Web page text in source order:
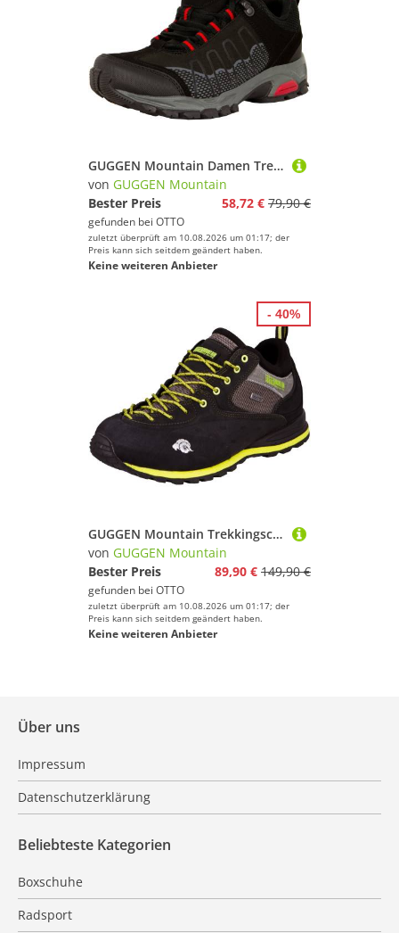
GUGGEN Mountain Damen Trekkingschuhe Wanderschuhe Walkingschuhe Outdoorschuhe T002v2 Wanderschuh Wasserabweisend, Verstärkte Schuhspitze, Softshell und Leder Mix
von GUGGEN Mountain
Bester Preis
58,72 € 79,90 €
gefunden bei OTTO
zuletzt überprüft am 10.08.2026 um 01:17; der
Preis kann sich seitdem geändert haben.
Keine weiteren Anbieter
GUGGEN Mountain Trekkingschuh Wanderschuh Herren Zustiegschuh PT022 Gelb Outdoorschuh Verstärkte Schuhspitze Bergschuhe Leder, Herrenwanderschuh
von GUGGEN Mountain
Bester Preis
89,90 € 149,90 €
gefunden bei OTTO
zuletzt überprüft am 10.08.2026 um 01:17; der
Preis kann sich seitdem geändert haben.
Keine weiteren Anbieter
- 40%
Über uns
Impressum
Datenschutzerklärung
Beliebteste Kategorien
Boxschuhe
Radsport